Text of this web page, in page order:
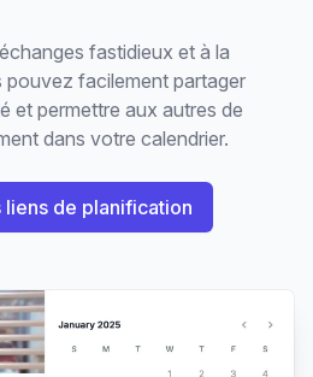
fastidieux et à la
facilement partager
et permettre aux autres de
dans votre calendrier.
liens de planification